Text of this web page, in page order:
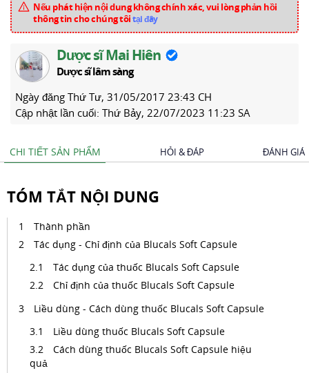
Nếu phát hiện nội dung không chính xác, vui lòng phản hồi
thông tin cho chúng tôitại đây
Dược sĩ Mai Hiên
Dược sĩ lâm sàng
Ngày đăng Thứ Tư, 31/05/2017 23:43 CH
Cập nhật lần cuối: Thứ Bảy, 22/07/2023 11:23 SA
CHI TIẾT SẢN PHẨM HỎI & ĐÁP ĐÁNH GIÁ
TÓM TẮT NỘI DUNG
Thành phần
Tác dụng - Chỉ định của Blucals Soft Capsule
Tác dụng của thuốc Blucals Soft Capsule
Chỉ định của thuốc Blucals Soft Capsule
Liều dùng - Cách dùng thuốc Blucals Soft Capsule
Liều dùng thuốc Blucals Soft Capsule
Cách dùng thuốc Blucals Soft Capsule hiệu
quả